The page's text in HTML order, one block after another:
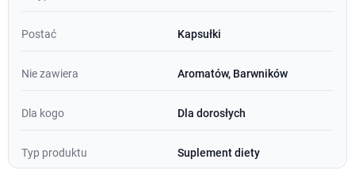
Postać Kapsułki
Nie zawiera Aromatów, Barwników
Dla kogo Dla dorosłych
Typ produktu Suplement diety